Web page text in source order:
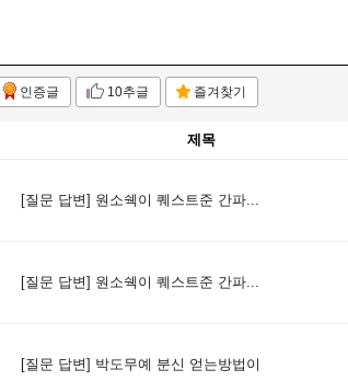
인증글 10추글 즐겨찾기
제목
[질문 답변] 원소쉑이 퀘스트준 간파...
[질문 답변] 원소쉑이 퀘스트준 간파...
[질문 답변] 박도무예 분신 얻는방법이